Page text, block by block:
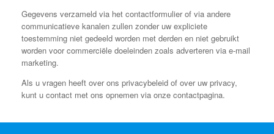
Gegevens verzameld via het contactformulier of via andere
communicatieve kanalen zullen zonder uw expliciete
toestemming niet gedeeld worden met derden en niet gebruikt
worden voor commerciële doeleinden zoals adverteren via e-mail
marketing.
Als u vragen heeft over ons privacybeleid of over uw privacy,
kunt u contact met ons opnemen via onze contactpagina.